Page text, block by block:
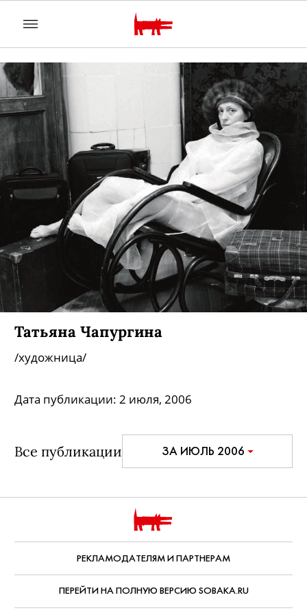
Татьяна Чапургина
/художница/
Дата публикации: 2 июля, 2006
Все публикации ЗА ИЮЛЬ 2006
РЕКЛАМОДАТЕЛЯМ И ПАРТНЕРАМ
ПЕРЕЙТИ НА ПОЛНУЮ ВЕРСИЮ SOBAKA.RU